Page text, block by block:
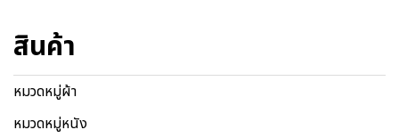
สินค้า
หมวดหมู่ผ้า
หมวดหมู่หนัง